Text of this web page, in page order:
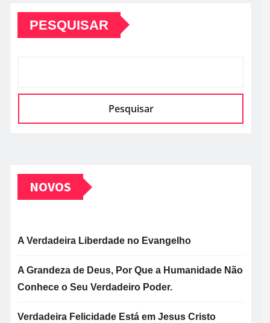
PESQUISAR
Pesquisar
NOVOS
A Verdadeira Liberdade no Evangelho
A Grandeza de Deus, Por Que a Humanidade Não
Conhece o Seu Verdadeiro Poder.
Verdadeira Felicidade Está em Jesus Cristo